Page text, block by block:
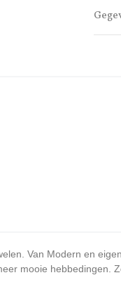
Van Modern en
mooie hebbedingen.